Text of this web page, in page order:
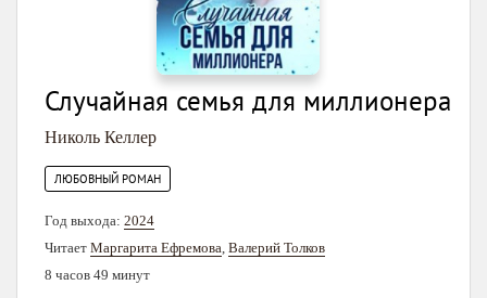
Случайная семья для миллионера
Николь Келлер
ЛЮБОВНЫЙ РОМАН
Год выхода: 2024
Читает Маргарита Ефремова Валерий Толков
8 часов 49 минут